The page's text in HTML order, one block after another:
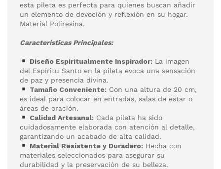
esta pileta es perfecta para quienes buscan añadir
un elemento de devoción y reflexión en su hogar.
Material Poliresina.
Características Principales:
Diseño Espiritualmente Inspirador:La imagen
del Espíritu Santo en la pileta evoca una sensación
de paz y presencia divina.
Tamaño Conveniente:Con una altura de 20 cm,
es ideal para colocar en entradas, salas de estar o
áreas de oración.
Calidad Artesanal:Cada pileta ha sido
cuidadosamente elaborada con atención al detalle,
garantizando un acabado de alta calidad.
Material Resistente y Duradero:Hecha con
materiales seleccionados para asegurar su
durabilidad y la preservación de su belleza.